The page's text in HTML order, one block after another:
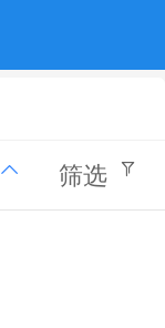
筛选